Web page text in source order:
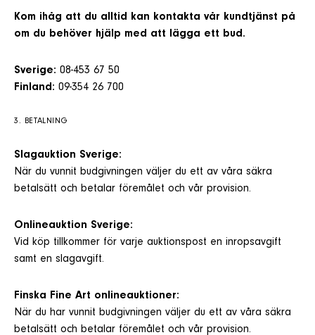
Kom ihåg att du alltid kan kontakta vår kundtjänst på
om du behöver hjälp med att lägga ett bud.
Sverige: 08-453 67 50
Finland: 09-354 26 700
3. BETALNING
Slagauktion Sverige:
När du vunnit budgivningen väljer du ett av våra säkra
betalsätt och betalar föremålet och vår provision.
Onlineauktion Sverige:
Vid köp tillkommer för varje auktionspost en inropsavgift
samt en slagavgift.
Finska Fine Art onlineauktioner:
När du har vunnit budgivningen väljer du ett av våra säkra
betalsätt och betalar föremålet och vår provision.